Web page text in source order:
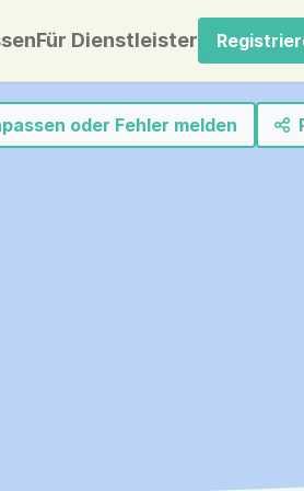
Für Dienstleister
oder Fehler melden